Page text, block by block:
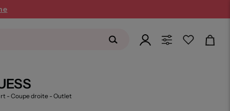
- Coupe droite - Outlet